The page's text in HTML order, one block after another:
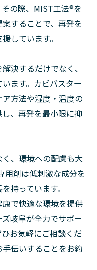
の際、MIST工法®を
することで、再発を
しています。
決するだけでなく、
ます。カビバスター
方法や湿度・温度の
、再発を最小限に抑
、環境への配慮も大
用剤は低刺激な成分を
持っています。
で快適な環境を提供
岐阜が全力でサポー
お気軽にご相談くだ
伝いすることをお約